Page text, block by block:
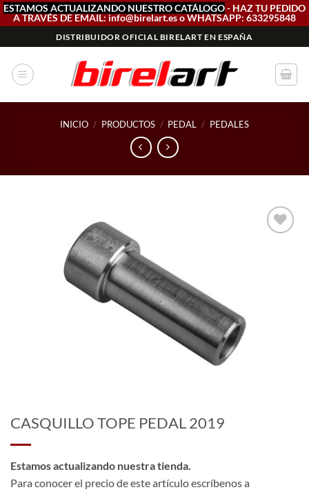
ESTAMOS ACTUALIZANDO NUESTRO CATÁLOGO- HAZ TU PEDIDO
A TRAVÉS DE EMAIL: info@birelart.es o WHATSAPP: 633295848
al
contenido
DISTRIBUIDOR OFICIAL BIRELART EN ESPAÑA
INICIO / PRODUCTOS / PEDAL / PEDALES
CASQUILLO TOPE PEDAL 2019
Estamos actualizando nuestra tienda.
Para conocer el precio de este artículo escríbenos a